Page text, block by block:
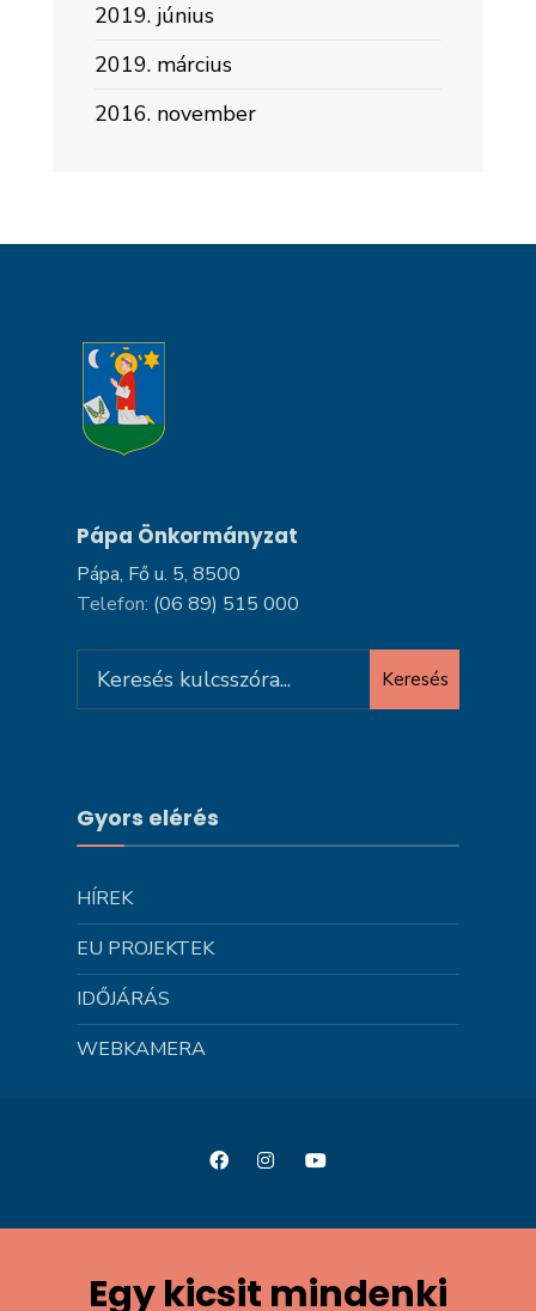
2019. június
2019. március
2016. november
Pápa Önkormányzat
Pápa, Fő u. 5, 8500
Telefon: (06 89) 515 000
for:
Keresés
Gyors elérés
HÍREK
EU PROJEKTEK
IDŐJÁRÁS
WEBKAMERA
Egy kicsit mindenki